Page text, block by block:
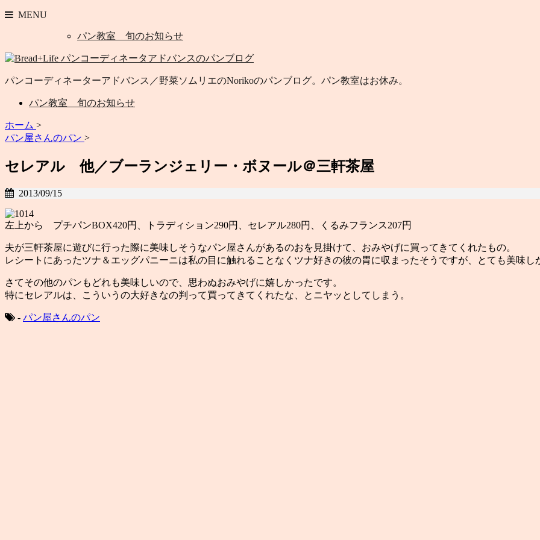
MENU
パン教室 旬のお知らせ
パンコーディネーターアドバンス／野菜ソムリエのNorikoのパンブログ。パン教室はお休み。
パン教室 旬のお知らせ
ホーム >
パン屋さんのパン >
セレアル 他／ブーランジェリー・ボヌール＠三軒茶屋
2013/09/15
左上から プチパンBOX420円、トラディション290円、セレアル280円、くるみフランス207円
夫が三軒茶屋に遊びに行った際に美味しそうなパン屋さんがあるのおを見掛けて、おみやげに買ってきてくれたもの。
レシートにあったツナ＆エッグパニーニは私の目に触れることなくツナ好きの彼の胃に収まったそうですが、とても美味し
さてその他のパンもどれも美味しいので、思わぬおみやげに嬉しかったです。
特にセレアルは、こういうの大好きなの判って買ってきてくれたな、とニヤッとしてしまう。
- パン屋さんのパン